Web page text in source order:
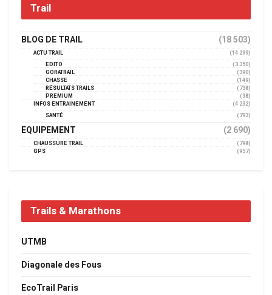
Trail
BLOG DE TRAIL (18 503)
ACTU TRAIL
(14 299)
EDITO
(3 350)
GORATRAIL
(390)
CHASSE
(149)
RÉSULTATS TRAILS
(738)
PREMIUM
(38)
INFOS ENTRAINEMENT
(4 232)
SANTÉ
(793)
EQUIPEMENT (2 690)
CHAUSSURE TRAIL
(798)
GPS
(957)
Trails & Marathons
UTMB
Diagonale des Fous
EcoTrail Paris